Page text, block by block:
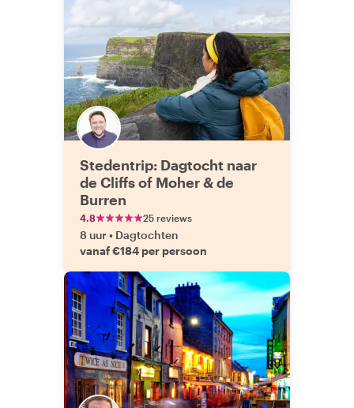
Stedentrip: Dagtocht naar
de Cliffs of Moher & de
Burren
4.8 25 reviews
8 uur • Dagtochten
vanaf €184 per persoon